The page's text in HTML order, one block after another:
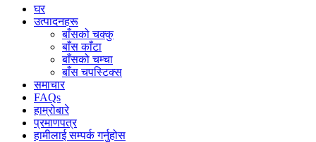
घर
उत्पादनहरू
बाँसको चक्कु
बाँस काँटा
बाँसको चम्चा
बाँस चपस्टिक्स
समाचार
FAQs
हाम्रोबारे
प्रमाणपत्र
हामीलाई सम्पर्क गर्नुहोस